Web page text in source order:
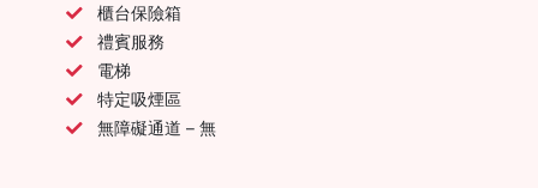
櫃台保險箱
禮賓服務
電梯
特定吸煙區
無障礙通道 – 無